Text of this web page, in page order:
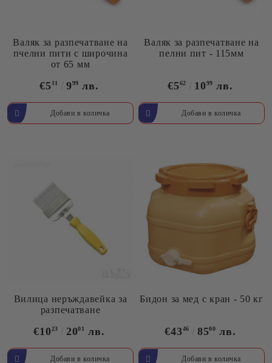
Валяк за разпечатване на
пчелни пити с широчина
от 65 мм
€511 999 лв.
Валяк за разпечатване на
пелни пит - 115мм
€562 1099 лв.
Вилица неръждавейка за
разпечатване
€1023 2001 лв.
Бидон за мед с кран - 50 кг
€4346 8500 лв.